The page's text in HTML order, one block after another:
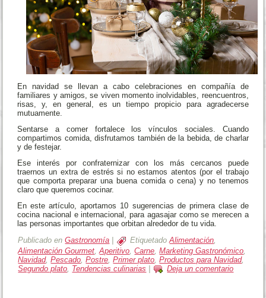
En navidad se llevan a cabo celebraciones en compañía de
familiares y amigos, se viven momento inolvidables, reencuentros,
risas, y, en general, es un tiempo propicio para agradecerse
mutuamente.
Sentarse a comer fortalece los vínculos sociales. Cuando
compartimos comida, disfrutamos también de la bebida, de charlar
y de festejar.
Ese interés por confraternizar con los más cercanos puede
traernos un extra de estrés si no estamos atentos (por el trabajo
que comporta preparar una buena comida o cena) y no tenemos
claro que queremos cocinar.
En este artículo, aportamos 10 sugerencias de primera clase de
cocina nacional e internacional, para agasajar como se merecen a
las personas importantes que orbitan alrededor de tu vida.
Publicado en Gastronomía Etiquetado Alimentación,
Alimentación Gourmet ,Aperitivo ,Carne ,Marketing Gastronómico
Navidad,Pescado ,Postre ,Primer plato ,Productos para Navidad,
Segundo plato, Tendencias culinarias Deja un comentario